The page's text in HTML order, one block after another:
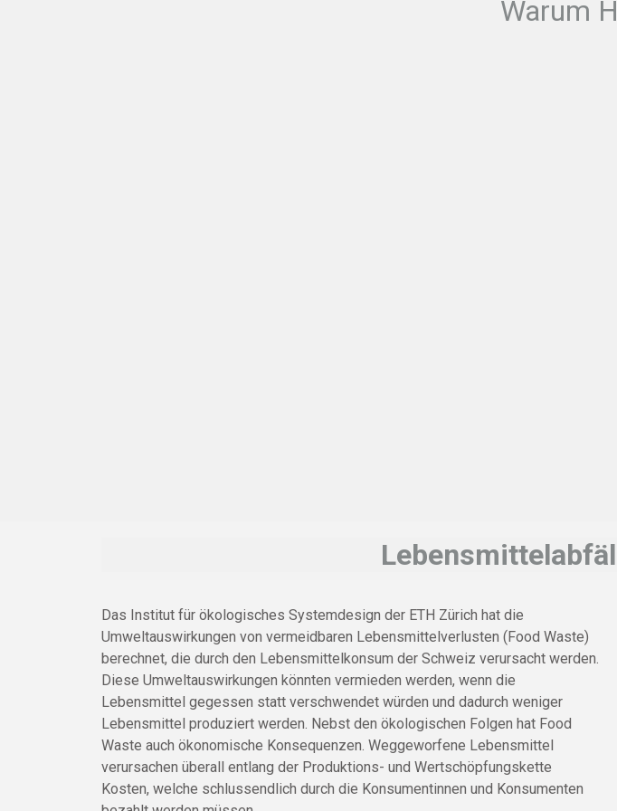
Warum
Das Institut für ökologisches Systemdesign der ETH Zürich hat die
Umweltauswirkungen von vermeidbaren Lebensmittelverlusten (Food Waste)
berechnet, die durch den Lebensmittelkonsum der Schweiz verursacht werden.
Diese Umweltauswirkungen könnten vermieden werden, wenn die
Lebensmittel gegessen statt verschwendet würden und dadurch weniger
Lebensmittel produziert werden. Nebst den ökologischen Folgen hat Food
Waste auch ökonomische Konsequenzen. Weggeworfene Lebensmittel
verursachen überall entlang der Produktions- und Wertschöpfungskette
Kosten, welche schlussendlich durch die Konsumentinnen und Konsumenten